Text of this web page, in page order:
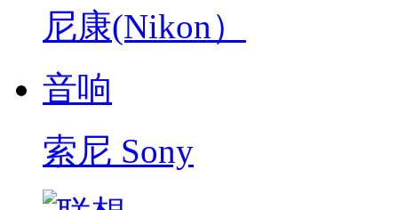
尼康(Nikon）
音响
索尼 Sony